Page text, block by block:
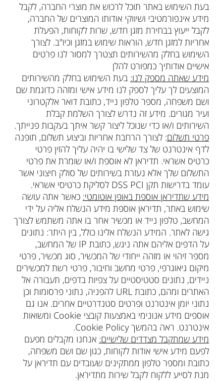
בעת השימוש באתר תוכל לרכוש את מוצרי החברה, לקבל
מידע אינפורמטיבי ושיווקי אודותו המוצרים של החברה,
לקבל ייעוץ בבחירת מזגן חדש, שרות לקוחות, הפעלת
אחריות למזגן חדש, הוראות שימוש במזגן וכיו"ב. לצורך
השימוש בחלק מהשירותים תצטרך למסור לנו פרטים
אישיים אודותיך כמפורט להלן
מידע שאתה מספק לנו: בעת השימוש בחלק מהשירותים
המוצעים לך עליך לספק לנו מידע אישי ומזהה כדוגמת שם
ושם משפחה, מספר טלפון נייד, כתובת דואר אלקטרוני
ועיר מגורים. מידע זה נדרש לצורך השלמת קבלת
השירותים ו/או כדי שנוכל ליצור קשר איתך בעקבות פנייתך.
פרטי תשלום: לצורך הרחבת אחריות וביצוע תשלום, תופנה
לדף אינטרנט של צד שלישי בו יהיה עליך להזין פרטי
כרטיס אשראי. תדיראן לא אוספת ו/או שומרת את פרטי
התשלום שלך אלא נעזרת בשירותים של סולק חיצוני אשר
עומד בדרישות תקן DSS PCI לסליקת כרטיסי אשראי.
מידע שתדיראן אוספת באופן אוטומטי: כאשר אתה עושה
שימוש באתר, תדיראן אוספת מידע הנשלח אליה על ידי
המחשב, טלפון נייד או מכשיר אחר בו אתה משתמש לצורך
גישה לאתר. המידע הנשלח אלינו כולל, בין היתר: נתונים
על הדפים אליהם אתה ניגש, כתובת IP של המחשב,
מספר זיהוי או מזהה ייחודי של המכשיר, סוג מכשיר, פרטי
מיקום גיאוגרפי, פרטי מחשב וחיבור, פרטי רשת למכשירים
ניידים, נתונים סטטיסטיים על צפיות בדפים, תעבורה אל
האתרים ומהם, כתובת URL להפניה, נתוני פרסומות וכן
נתוני יומן אינטרנט ופרטים סטנדרטיים אחרים. אנו גם
אוספים מידע אנונימי באמצעות קובצי Cookie ומשואות
אינטרנט. ראה בהמשך Cookie Policy.
מידע שמתקבל מצדדים שלישיים: אנחנו מקבלים מפעם
לפעם מידע אישי אודות לקוחות, כגון שם ושם משפחה,
כתובת ומספר טלפון ממתקינים שעובדים עם תדיראן על
מנת לסייע ללקוח לקבל שירות מתדיראן.